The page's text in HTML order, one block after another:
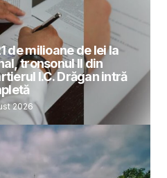
de milioane de lei la
tronsonul II din
I.C. Drăgan intră
2026